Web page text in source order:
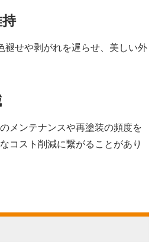
褪せや剥がれを遅らせ、美しい外
メンテナンスや再塗装の頻度を
コスト削減に繋がることがあり